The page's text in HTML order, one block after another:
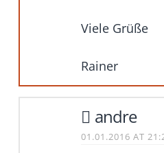
Viele Grüße
Rainer
andre
01.01.2016 AT